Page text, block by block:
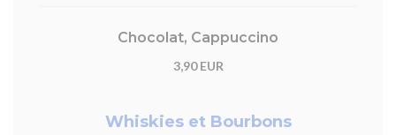
Chocolat, Cappuccino
3,90 EUR
Whiskies et Bourbons